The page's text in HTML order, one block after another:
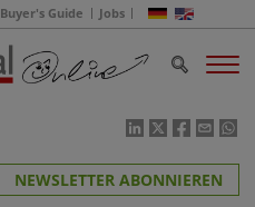
Buyer's Guide Jobs
NEWSLETTER ABONNIEREN